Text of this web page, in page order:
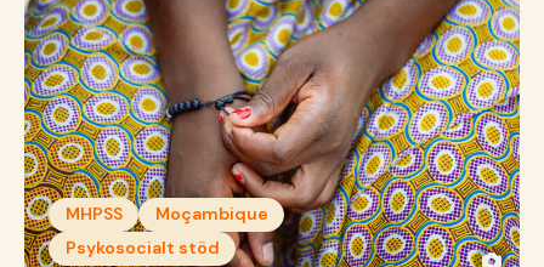
MHPSS
Moçambique
Psykosocialt stöd